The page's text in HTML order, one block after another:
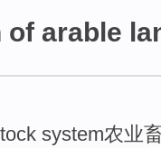
arable
system农业